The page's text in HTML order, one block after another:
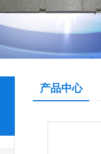
产品中心